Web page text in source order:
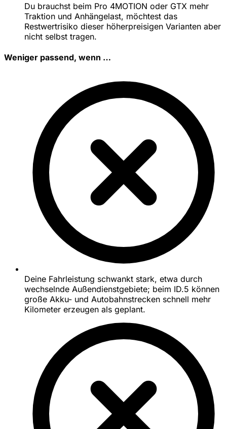
Du brauchst beim Pro 4MOTION oder GTX mehr
Traktion und Anhängelast, möchtest das
Restwertrisiko dieser höherpreisigen Varianten aber
nicht selbst tragen.
Weniger passend, wenn …
Deine Fahrleistung schwankt stark, etwa durch
wechselnde Außendienstgebiete; beim ID.5 können
große Akku- und Autobahnstrecken schnell mehr
Kilometer erzeugen als geplant.